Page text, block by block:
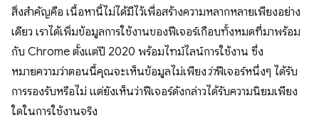
สิ่งสำคัญคือ เนื้อหานี้ไม่ได้มีไว้เพื่อสร้างความหลากหลายเพียงอย่าง
เดียว เราได้เพิ่มข้อมูลการใช้งานของฟีเจอร์เกือบทั้งหมดที่มาพร้อม
กับ Chrome ตั้งแต่ปี 2020 พร้อมไทม์ไลน์การใช้งาน ซึ่ง
หมายความว่าตอนนี้คุณจะเห็นข้อมูลไม่เพียงว่าฟีเจอร์หนึ่งๆ ได้รับ
การรองรับหรือไม่ แต่ยังเห็นว่าฟีเจอร์ดังกล่าวได้รับความนิยมเพียง
ใดในการใช้งานจริง